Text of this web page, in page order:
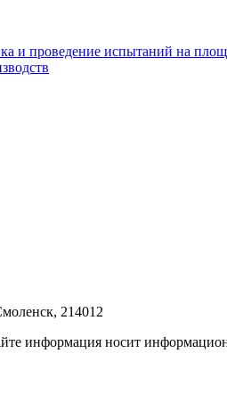
и проведение испытаний на
214012
информация носит